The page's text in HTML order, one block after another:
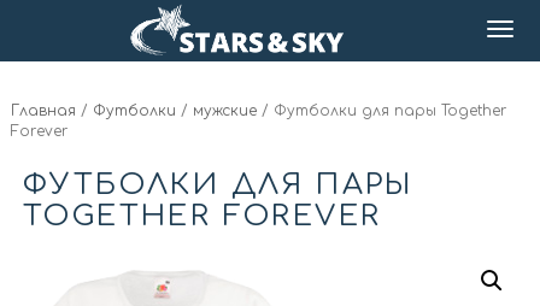
Главная / Футболки / мужские / Футболки для пары Together
Forever
ФУТБОЛКИ ДЛЯ ПАРЫ
TOGETHER FOREVER